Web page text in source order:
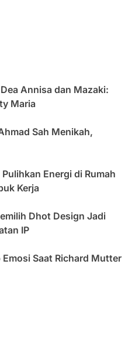
Annisa dan Mazaki:
Maria
Sah Menikah,
Energi di Rumah
Kerja
Dhot Design Jadi
IP
Saat Richard Mutter